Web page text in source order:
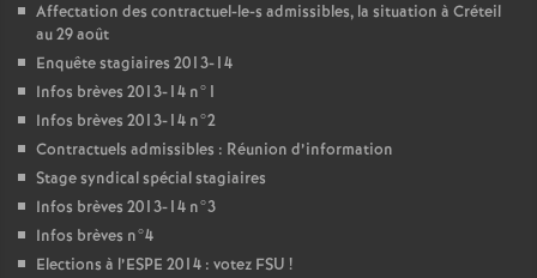
Affectation des contractuel-le-s admissibles, la situation à Créteil
au 29 août
Enquête stagiaires 2013-14
Infos brèves 2013-14 n°1
Infos brèves 2013-14 n°2
Contractuels admissibles : Réunion d’information
Stage syndical spécial stagiaires
Infos brèves 2013-14 n°3
Infos brèves n°4
Elections à l’ESPE 2014 : votez FSU !